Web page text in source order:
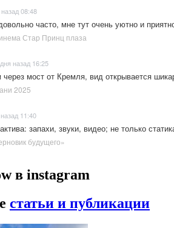
08:48
часто, мне тут очень уютно и
Стар Принц плаза
назад 16:25
мост от Кремля, вид открывается
2025
11:40
запахи, звуки, видео; не только
будущего»
в instagram
статьи и публикации